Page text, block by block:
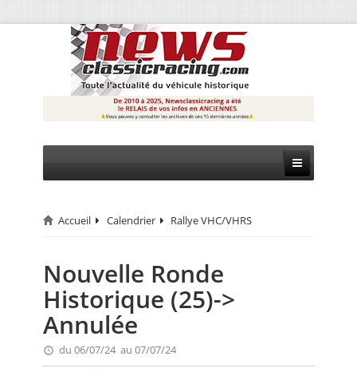
CIRCUIT
RALLYE
MONTAGNE
EVÈNEMENTS
CALENDRIER
Accueil Calendrier Rallye VHC/VHRS
Nouvelle Ronde
Historique (25)->
Annulée
du 06/07/24 au 07/07/24